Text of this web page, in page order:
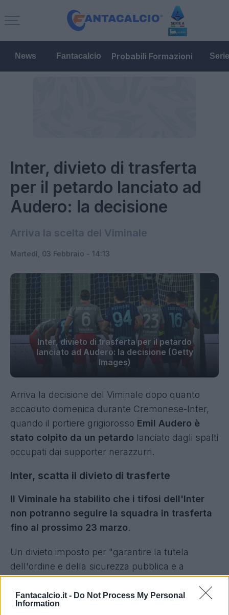
Fantacalcio.it - Do Not Process My Personal
Information
News Fantacalcio Probabili Formazioni
Inter, divieto di trasferta
per il petardo lanciato ad
Audero: la decisione
Arriva la scelta del Viminale
Martedì, 03 Febbraio - 14:13
Inter, divieto di trasferta per il petardo
lanciato ad Audero: la decisione (Getty
Images)
Arriva la decisione del Viminale dopo quanto
accaduto domenica durante Cremonese-Inter,
quando il portiere grigiorosso Emil Audero è
stato colpito da un petardo lanciato dagli spalti
occupati dai supporter nerazzurri.
Inter, scatta il divieto di trasferte
Il Viminale ha stabilito che i tifosi dell'Inter
non potranno seguire la squadra in trasferta
fino al prossimo 23 marzo.
Un divieto imposto per "garantire la tutela
dell'ordine e della sicurezza pubblica e a
compromettere il regolare svolgimento delle
manifestazioni sportive".